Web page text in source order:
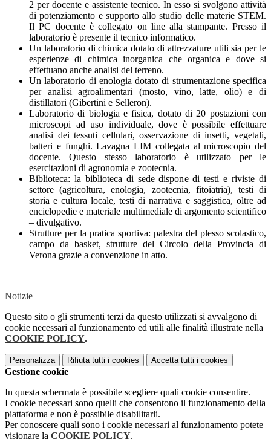
2 per docente e assistente tecnico. In esso si svolgono attività
di potenziamento e supporto allo studio delle materie STEM.
Il PC docente è collegato on line alla stampante. Presso il
laboratorio è presente il tecnico informatico.
Un laboratorio di chimica dotato di attrezzature utili sia per le
esperienze di chimica inorganica che organica e dove si
effettuano anche analisi del terreno.
Un laboratorio di enologia dotato di strumentazione specifica
per analisi agroalimentari (mosto, vino, latte, olio) e di
distillatori (Gibertini e Selleron).
Laboratorio di biologia e fisica, dotato di 20 postazioni con
microscopi ad uso individuale, dove è possibile effettuare
analisi dei tessuti cellulari, osservazione di insetti, vegetali,
batteri e funghi. Lavagna LIM collegata al microscopio del
docente. Questo stesso laboratorio è utilizzato per le
esercitazioni di agronomia e zootecnia.
Biblioteca: la biblioteca di sede dispone di testi e riviste di
settore (agricoltura, enologia, zootecnia, fitoiatria), testi di
storia e cultura locale, testi di narrativa e saggistica, oltre ad
enciclopedie e materiale multimediale di argomento scientifico
– divulgativo.
Strutture per la pratica sportiva: palestra del plesso scolastico,
campo da basket, strutture del Circolo della Provincia di
Verona grazie a convenzione in atto.
Notizie
Questo sito o gli strumenti terzi da questo utilizzati si avvalgono di
cookie necessari al funzionamento ed utili alle finalità illustrate nella
COOKIE POLICY.
Personalizza Rifiuta tutti i cookies Accetta tutti i cookies
Gestione cookie
In questa schermata è possibile scegliere quali cookie consentire.
I cookie necessari sono quelli che consentono il funzionamento della
piattaforma e non è possibile disabilitarli.
Per conoscere quali sono i cookie necessari al funzionamento potete
visionare la COOKIE POLICY.